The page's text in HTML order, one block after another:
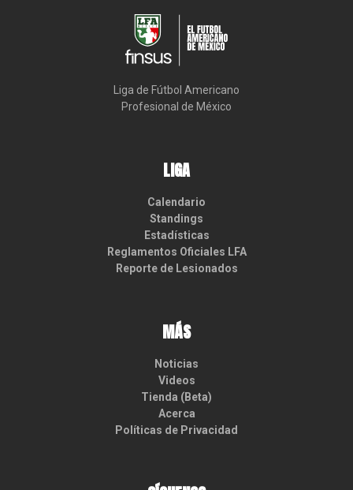
Liga de Fútbol Americano
Profesional de México
LIGA
Calendario
Standings
Estadísticas
Reglamentos Oficiales LFA
Reporte de Lesionados
MÁS
Noticias
Videos
Tienda (Beta)
Acerca
Políticas de Privacidad